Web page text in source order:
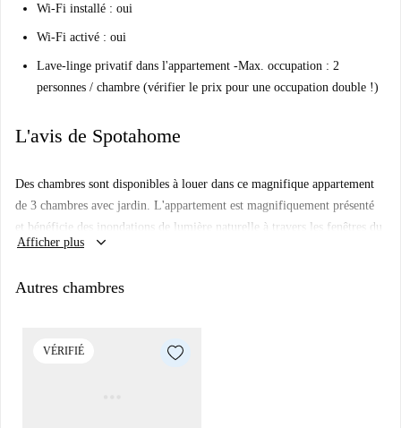
Wi-Fi installé : oui
Wi-Fi activé : oui
Lave-linge privatif dans l'appartement -Max. occupation : 2
personnes / chambre (vérifier le prix pour une occupation double !)
L'avis de Spotahome
Des chambres sont disponibles à louer dans ce magnifique appartement
de 3 chambres avec jardin. L'appartement est magnifiquement présenté
et bénéficie des inondations de lumière naturelle à travers les fenêtres du
sol au plafond. La cuisine ouverte et le salon sont spacieux et un endroit
profiter du soleil du soir. Vous vous sentirez chez vous ici en un rien de
Afficher plus keyboard_arrow_down
Autres chambres
VÉRIFIÉ